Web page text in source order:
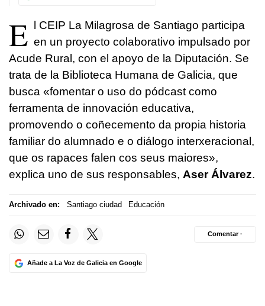
E l CEIP La Milagrosa de Santiago participa
en un proyecto colaborativo impulsado por
Acude Rural, con el apoyo de la Diputación. Se
trata de la Biblioteca Humana de Galicia, que
busca «fomentar o uso do pódcast como
ferramenta de innovación educativa,
promovendo o coñecemento da propia historia
familiar do alumnado e o diálogo interxeracional,
que os rapaces falen cos seus maiores»,
explica uno de sus responsables, Aser Álvarez.
Archivado en: Santiago ciudad Educación
Añade a La Voz de Galicia en Google
Comentar ·